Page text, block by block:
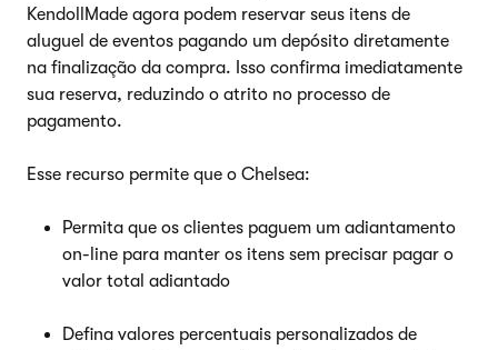
KendollMade agora podem reservar seus itens de
aluguel de eventos pagando um depósito diretamente
na finalização da compra. Isso confirma imediatamente
sua reserva, reduzindo o atrito no processo de
pagamento.
Esse recurso permite que o Chelsea:
Permita que os clientes paguem um adiantamento
on-line para manter os itens sem precisar pagar o
valor total adiantado
Defina valores percentuais personalizados de